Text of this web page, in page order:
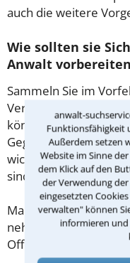
anwalt-
Funktionsfähigkeit
Außerdem setzen
Website im Sinne
dem Klick auf den
der Verwendung
eingesetzten
verwalten" können
informieren und
auch die weitere
Wie sollten sie
Anwalt
Sammeln Sie im
Verträge oder Briefe
könnten mitunter
Gegner Fristen
wichtige Adressen,
sind?
Machen Sie sich
nehmen Sie diese
Offenbach am Main